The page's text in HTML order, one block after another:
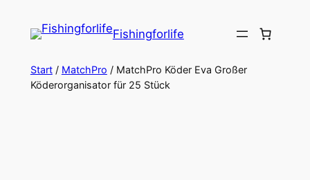
Inhalt
Fishingforlife
Start/ MatchPro / MatchPro Köder Eva Großer
Köderorganisator für 25 Stück